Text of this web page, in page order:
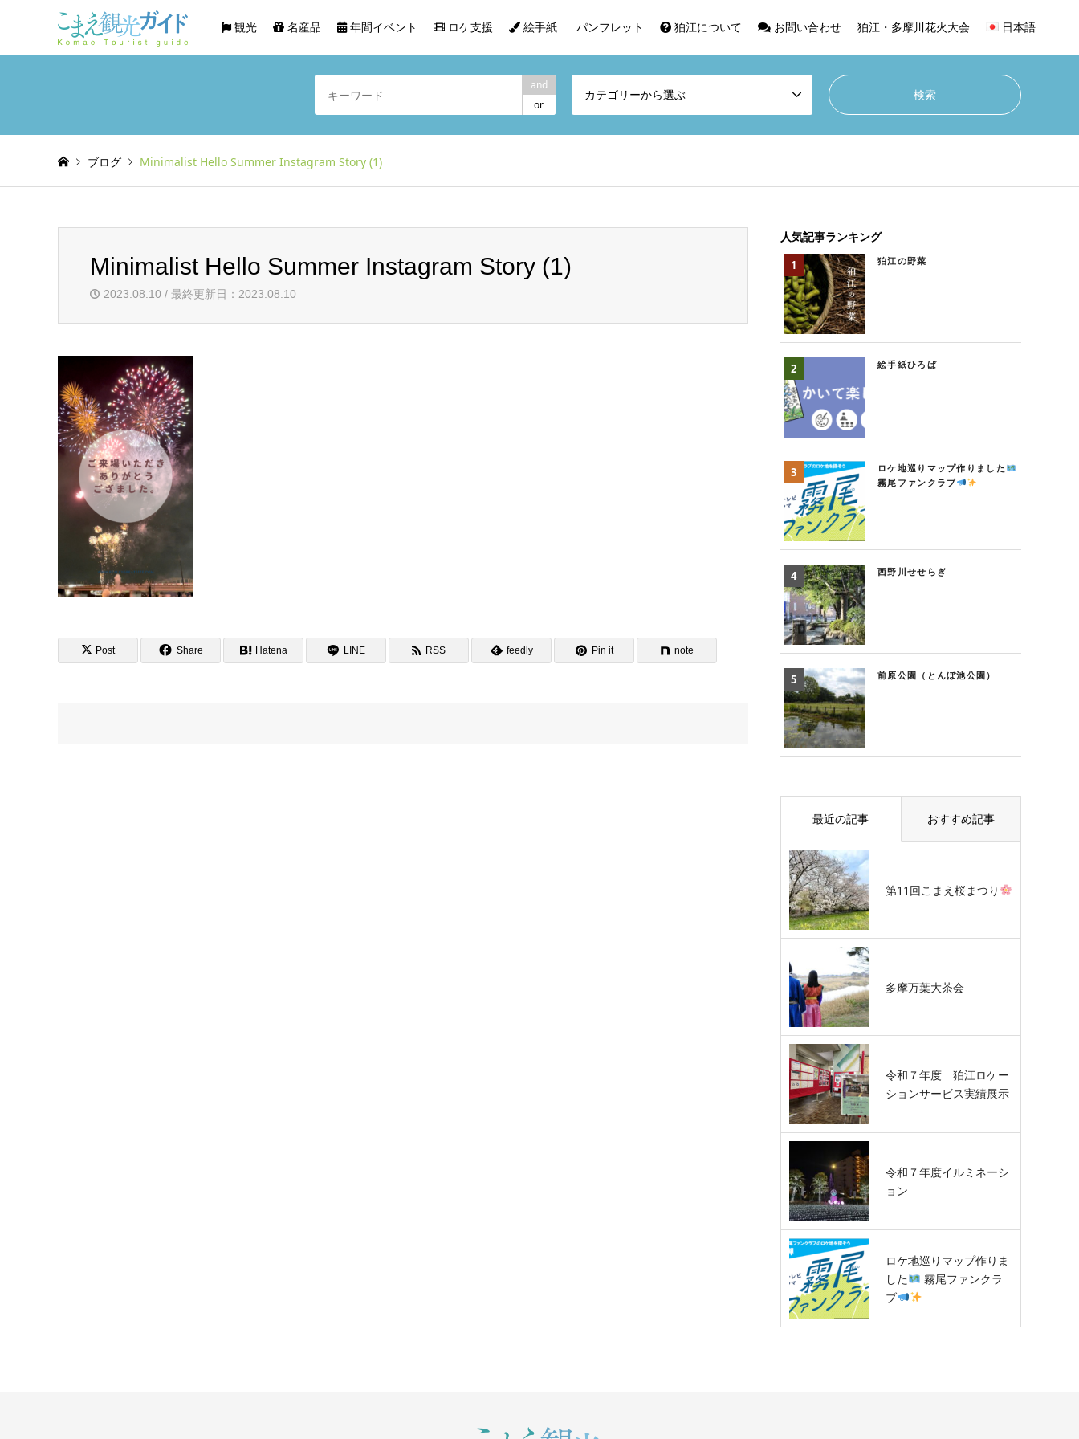
観光 名産品 年間イベント ロケ支援 絵手紙 パンフレット 狛江について お問い合わせ 狛江・多摩川花火大会 日本語
and
or
カテゴリーから選ぶ
ブログ Minimalist Hello Summer Instagram Story (1)
Minimalist Hello Summer Instagram Story (1)
2023.08.10 / 最終更新日：2023.08.10
Post Share Hatena LINE RSS feedly Pin it note
人気記事ランキング
狛江の野菜
絵手紙ひろば
ロケ地巡りマップ作りました
霧尾ファンクラブ
西野川せせらぎ
前原公園（とんぼ池公園）
最近の記事 おすすめ記事
第11回こまえ桜まつり
多摩万葉大茶会
令和７年度 狛江ロケー
ションサービス実績展示
令和７年度イルミネーシ
ョン
ロケ地巡りマップ作りま
した
霧尾ファンクラ
ブ